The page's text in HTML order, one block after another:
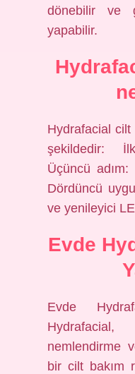
dönebilir ve
yapabilir.
Hydrafacial cilt
şekildedir:
Üçüncü
Dördüncü
ve yenileyici
Evde
Evde
Hydrafacial,
nemlendirme
bir cilt bakım